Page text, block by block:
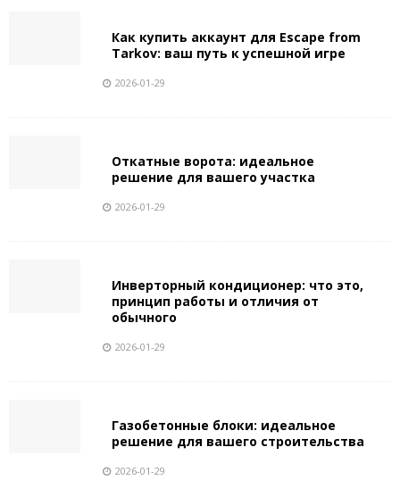
Как купить аккаунт для Escape from
Tarkov: ваш путь к успешной игре
2026-01-29
Откатные ворота: идеальное
решение для вашего участка
2026-01-29
Инверторный кондиционер: что это,
принцип работы и отличия от
обычного
2026-01-29
Газобетонные блоки: идеальное
решение для вашего строительства
2026-01-29